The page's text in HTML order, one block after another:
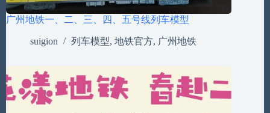
广州地铁一、二、三、四、五号线列车模型
suigion 列车模型, 地铁官方, 广州地铁